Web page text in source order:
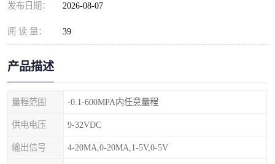
发布日期： 2026-08-07
阅 读 量： 39
产品描述
量程范围 -0.1-600MPA内任意量程
供电电压 9-32VDC
输出信号 4-20MA,0-20MA,1-5V,0-5V